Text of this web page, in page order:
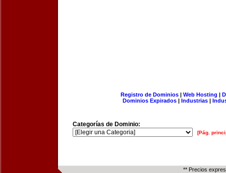
Registro de Dominios| Web Hosting |
Dominios Expirados | Industrias |
Categorías de Dominio:
[Pág.
** Precios